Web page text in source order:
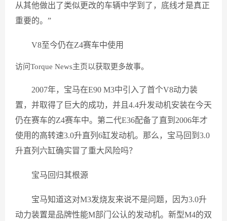
从其他做出了类似更改的车辆中学到了，底线才是真正
重要的。”
V8至今仍在Z4赛车中使用
访问Torque News主页以获取更多故事。
2007年，宝马在E90 M3中引入了首个V8动力装
置，并取得了巨大的成功，并且4.4升发动机安装在今天
仍在赛车的Z4赛车中。第二代E36配备了直到2006年才
使用的高转速3.0升直列6缸发动机。那么，宝马回到3.0
升直列六缸确实冒了重大风险吗？
宝马回归其根源
宝马知道这对M3发烧友来说不是问题，因为3.0升
动力装置是品牌性能M部门公认的发动机。新型M4的双